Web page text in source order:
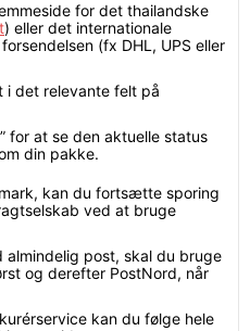
for det thailandske
) eller det internationale
(fx DHL, UPS eller
i det relevante felt på
for at se den aktuelle status
din pakke.
kan du fortsætte sporing
ved at bruge
almindelig post, skal du bruge
og derefter PostNord, når
kan du følge hele